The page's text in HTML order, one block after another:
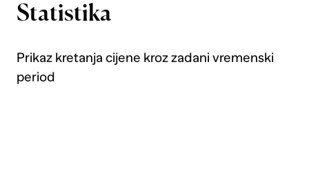
Statistika
Prikaz kretanja cijene kroz zadani vremenski
period